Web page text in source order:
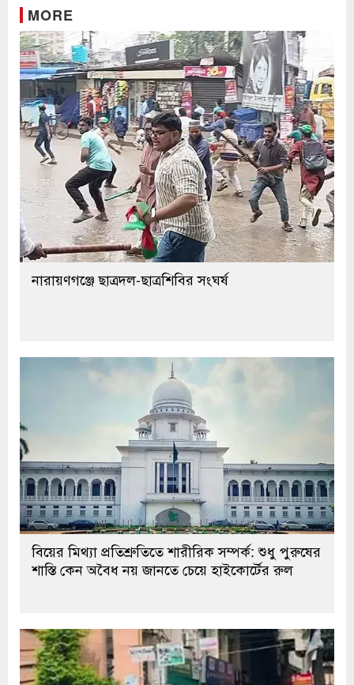
MORE
নারায়ণগঞ্জে ছাত্রদল-ছাত্রশিবির সংঘর্ষ
বিয়ের মিথ্যা প্রতিশ্রুতিতে শারীরিক সম্পর্ক: শুধু পুরুষের
শাস্তি কেন অবৈধ নয় জানতে চেয়ে হাইকোর্টের রুল